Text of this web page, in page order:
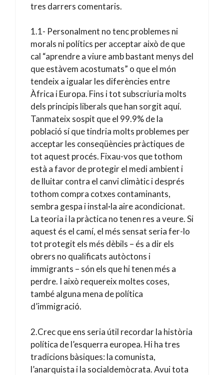
tres darrers comentaris.
1.1- Personalment no tenc problemes ni
morals ni polítics per acceptar això de que
cal “aprendre a viure amb bastant menys del
que estàvem acostumats” o que el món
tendeix a igualar les diferències entre
Àfrica i Europa. Fins i tot subscriuria molts
dels principis liberals que han sorgit aquí.
Tanmateix sospit que el 99.9% de la
població sí que tindria molts problemes per
acceptar les conseqüències pràctiques de
tot aquest procés. Fixau-vos que tothom
està a favor de protegir el medi ambient i
de lluitar contra el canvi climàtic i després
tothom compra cotxes contaminants,
sembra gespa i instal·la aire acondicionat.
La teoria i la pràctica no tenen res a veure. Si
aquest és el camí, el més sensat seria fer-lo
tot protegit els més dèbils – és a dir els
obrers no qualificats autòctons i
immigrants – són els que hi tenen més a
perdre. I això requereix moltes coses,
també alguna mena de política
d’immigració.
2.Crec que ens seria útil recordar la història
política de l’esquerra europea. Hi ha tres
tradicions bàsiques: la comunista,
l’anarquista i la socialdemòcrata. Avui tota